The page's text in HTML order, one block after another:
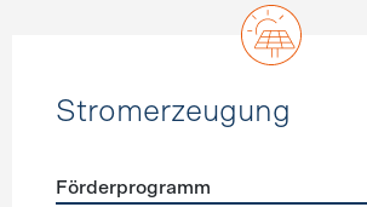
Stromerzeugung
Förderprogramm